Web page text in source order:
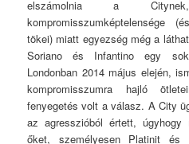
elszámolnia a
kompromisszumképtelensége
tökei) miatt egyezség még a
Soriano és Infantino egy
Londonban 2014 május elején,
kompromisszumra hajló
fenyegetés volt a válasz. A City
az agresszióból értett, úgyhogy
őket, személyesen Platinit